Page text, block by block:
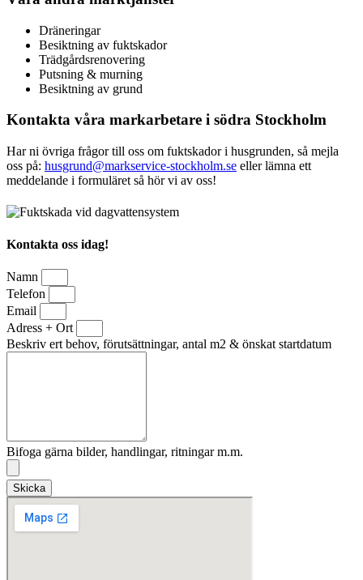
Dräneringar
Besiktning av fuktskador
Trädgårdsrenovering
Putsning & murning
Besiktning av grund
Kontakta våra markarbetare i södra Stockholm
Har ni övriga frågor till oss om fuktskador i husgrunden, så mejla
oss på: husgrund@markservice-stockholm.se eller lämna ett
meddelande i formuläret så hör vi av oss!
Kontakta oss idag!
Namn
Telefon
Email
Adress + Ort
Beskriv ert behov, förutsättningar, antal m2 & önskat startdatum
Bifoga gärna bilder, handlingar, ritningar m.m.
Skicka